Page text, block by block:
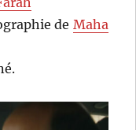
de Maha